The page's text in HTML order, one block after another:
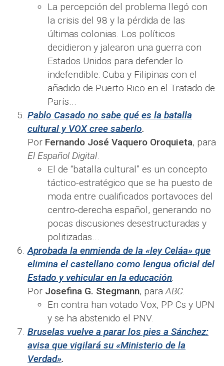
La percepción del problema llegó con
la crisis del 98 y la pérdida de las
últimas colonias. Los políticos
decidieron y jalearon una guerra con
Estados Unidos para defender lo
indefendible: Cuba y Filipinas con el
añadido de Puerto Rico en el Tratado de
París...
Pablo Casado no sabe qué es la batalla
cultural y VOX cree saberlo.
Por Fernando José Vaquero Oroquieta, para
El Español Digital.
El de “batalla cultural” es un concepto
táctico-estratégico que se ha puesto de
moda entre cualificados portavoces del
centro-derecha español, generando no
pocas discusiones desestructuradas y
politizadas...
Aprobada la enmienda de la «ley Celáa» que
elimina el castellano como lengua oficial del
Estado y vehicular en la educación.
Por Josefina G. Stegmann, paraABC.
En contra han votado Vox, PP Cs y UPN
y se ha abstenido el PNV.
Bruselas vuelve a parar los pies a Sánchez:
avisa que vigilará su «Ministerio de la
Verdad».